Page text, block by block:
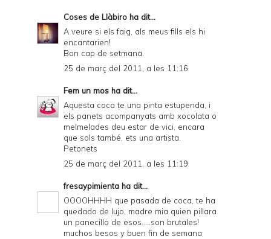
Coses de Llàbiro ha dit...
A veure si els faig, als meus fills els hi
encantarien!
Bon cap de setmana.
25 de març del 2011, a les 11:16
Fem un mos ha dit...
Aquesta coca te una pinta estupenda, i
els panets acompanyats amb xocolata o
melmelades deu estar de vici, encara
que sols també, ets una artista.
Petonets
25 de març del 2011, a les 11:19
fresaypimienta ha dit...
OOOOHHHH que pasada de coca, te ha
quedado de lujo, madre mia quien pillara
un panecillo de esos.....son brutales!
muchos besos y buen fin de semana